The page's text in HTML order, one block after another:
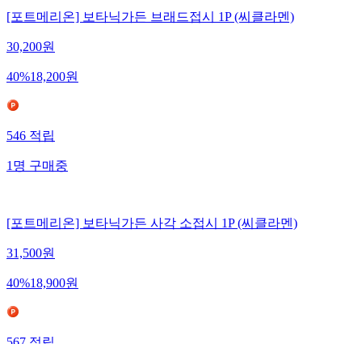
[포트메리온] 보타닉가든 브래드접시 1P (씨클라멘)
30,200원
40%18,200원
546적립
1명구매중
[포트메리온] 보타닉가든 사각 소접시 1P (씨클라멘)
31,500원
40%18,900원